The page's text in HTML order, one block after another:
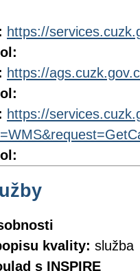
https://
https://
https://
kvality: služba
s INSPIRE